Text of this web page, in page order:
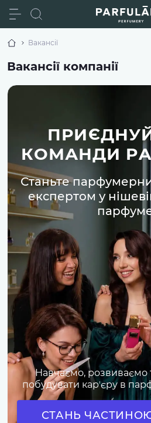
Вакансії
Вакансії компанії
КОМАНДИ
Станьте
експертом у
Навчаємо, розвиваємо
побудувати карʼєру в
СТАНЬ